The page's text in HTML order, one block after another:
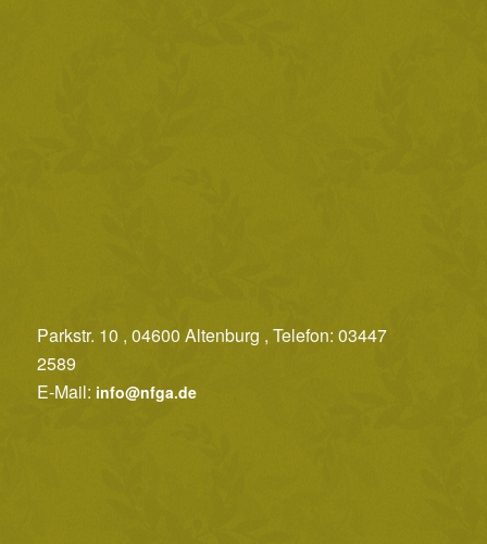
Parkstr. 10 , 04600 Altenburg , Telefon: 03447
2589
E-Mail: info@nfga.de